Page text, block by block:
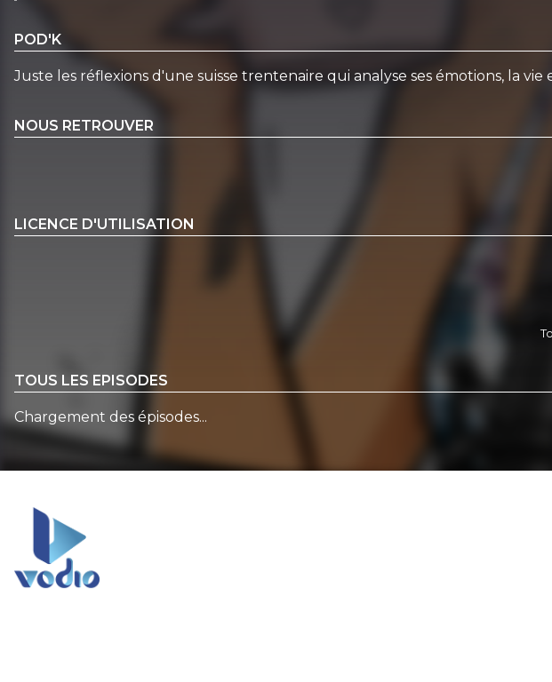
POD'K
Juste les réflexions d'une suisse trentenaire qui analyse ses émotions, la vie
NOUS RETROUVER
LICENCE D'UTILISATION
TOUS LES EPISODES
Chargement des épisodes...